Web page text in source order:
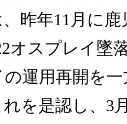
昨年11月に鹿
オスプレイ墜
の運用再開を
を是認し、3